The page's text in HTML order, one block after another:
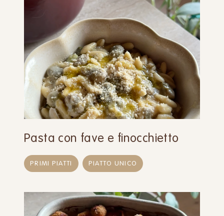
Pasta con fave e finocchietto
PRIMI PIATTI PIATTO UNICO